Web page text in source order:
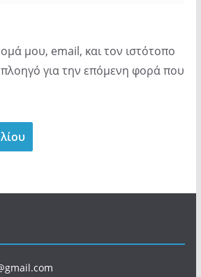
μου, email, και τον ιστότοπο
για την επόμενη φορά που